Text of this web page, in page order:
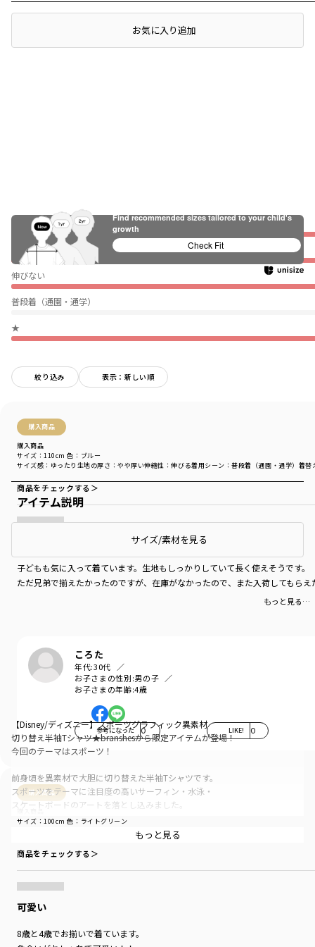
ぴったり
薄い
伸びない
普段着（通園・通学）
★
絞り込み 表示：新しい順
購入商品
購入商品
サイズ感 ：ゆったり 生地の厚さ ：やや厚い伸縮性 ：伸びる着用シーン ：普段着（通園・通学） 着替
サイズ：110cm 色：ブルー
商品をチェックする＞
子どもも気に入って着ています。生地もしっかりしていて長く使えそうです。
ただ兄弟で揃えたかったのですが、在庫がなかったので、また入荷してもらえ
もっと見る…
ころた
年代:30代
お子さまの性別:男の子
お子さまの年齢:4歳
参考になった 0 LIKE! 0
購入商品
：やや薄い 着替えやすさ
サイズ：100cm 色：ライトグリーン
商品をチェックする＞
可愛い
8歳と4歳でお揃いで着ています。
お気に入り追加
アイテム説明
サイズ/素材を見る
【Disney/ディズニー】スポーツグラフィック異素材
切り替え半袖Tシャツ★branshesから限定アイテムが登場！
今回のテーマはスポーツ！
前身頃を異素材で大胆に切り替えた半袖Tシャツです。
スポーツをテーマに注目度の高いサーフィン・水泳・
スケートボードのアートを落とし込みました。
切り替えの部分がアートに躍動感を与えており、
与えてくれます〇
この夏、注目しているスポーツはありますか？
もっと見る
Find recommended sizes tailored to your child's
growth
Check Fit